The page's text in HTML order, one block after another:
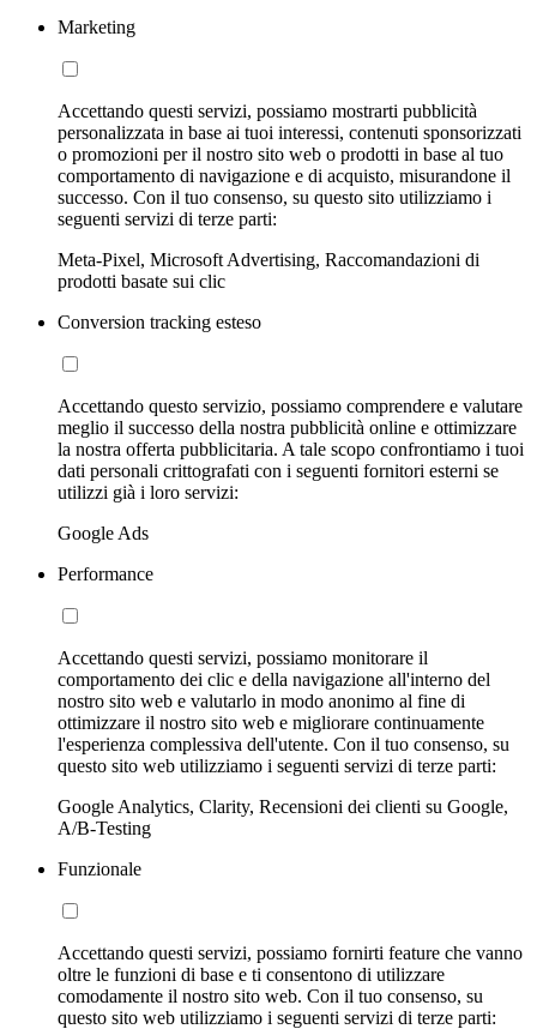
Marketing
Accettando questi servizi, possiamo mostrarti pubblicità
personalizzata in base ai tuoi interessi, contenuti sponsorizzati
o promozioni per il nostro sito web o prodotti in base al tuo
comportamento di navigazione e di acquisto, misurandone il
successo. Con il tuo consenso, su questo sito utilizziamo i
seguenti servizi di terze parti:
Meta-Pixel, Microsoft Advertising, Raccomandazioni di
prodotti basate sui clic
Conversion tracking esteso
Accettando questo servizio, possiamo comprendere e valutare
meglio il successo della nostra pubblicità online e ottimizzare
la nostra offerta pubblicitaria. A tale scopo confrontiamo i tuoi
dati personali crittografati con i seguenti fornitori esterni se
utilizzi già i loro servizi:
Google Ads
Performance
Accettando questi servizi, possiamo monitorare il
comportamento dei clic e della navigazione all'interno del
nostro sito web e valutarlo in modo anonimo al fine di
ottimizzare il nostro sito web e migliorare continuamente
l'esperienza complessiva dell'utente. Con il tuo consenso, su
questo sito web utilizziamo i seguenti servizi di terze parti:
Google Analytics, Clarity, Recensioni dei clienti su Google,
A/B-Testing
Funzionale
Accettando questi servizi, possiamo fornirti feature che vanno
oltre le funzioni di base e ti consentono di utilizzare
comodamente il nostro sito web. Con il tuo consenso, su
questo sito web utilizziamo i seguenti servizi di terze parti: